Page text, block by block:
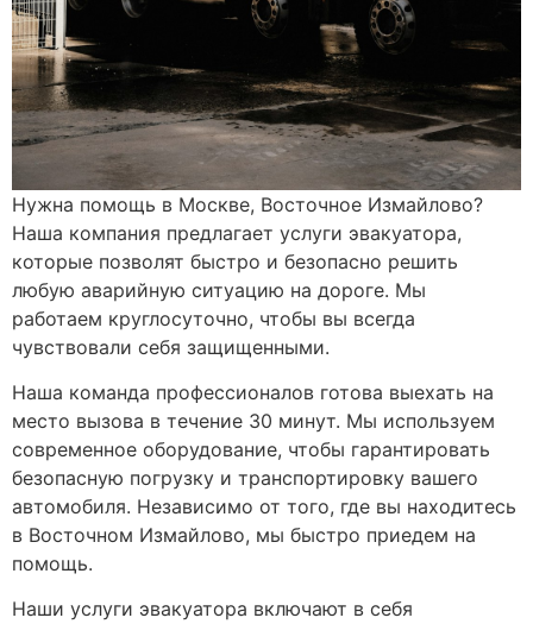
Нужна помощь в Москве, Восточное Измайлово?
Наша компания предлагает услуги эвакуатора,
которые позволят быстро и безопасно решить
любую аварийную ситуацию на дороге. Мы
работаем круглосуточно, чтобы вы всегда
чувствовали себя защищенными.
Наша команда профессионалов готова выехать на
место вызова в течение 30 минут. Мы используем
современное оборудование, чтобы гарантировать
безопасную погрузку и транспортировку вашего
автомобиля. Независимо от того, где вы находитесь
в Восточном Измайлово, мы быстро приедем на
помощь.
Наши услуги эвакуатора включают в себя